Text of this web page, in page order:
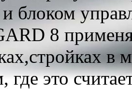
блоком
8
в
где это